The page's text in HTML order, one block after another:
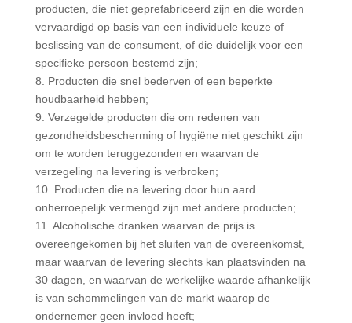
producten, die niet geprefabriceerd zijn en die worden
vervaardigd op basis van een individuele keuze of
beslissing van de consument, of die duidelijk voor een
specifieke persoon bestemd zijn;
8. Producten die snel bederven of een beperkte
houdbaarheid hebben;
9. Verzegelde producten die om redenen van
gezondheidsbescherming of hygiëne niet geschikt zijn
om te worden teruggezonden en waarvan de
verzegeling na levering is verbroken;
10. Producten die na levering door hun aard
onherroepelijk vermengd zijn met andere producten;
11. Alcoholische dranken waarvan de prijs is
overeengekomen bij het sluiten van de overeenkomst,
maar waarvan de levering slechts kan plaatsvinden na
30 dagen, en waarvan de werkelijke waarde afhankelijk
is van schommelingen van de markt waarop de
ondernemer geen invloed heeft;